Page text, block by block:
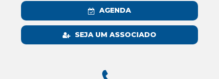
AGENDA
SEJA UM ASSOCIADO